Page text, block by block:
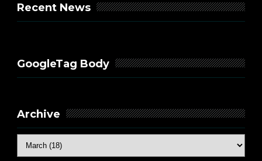
Recent News
GoogleTag Body
Archive